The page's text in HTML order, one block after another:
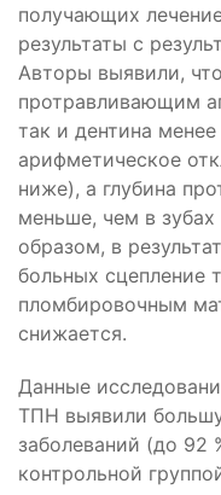
получающих
результаты с
Авторы выявили,
протравливающим
так и дентина
арифметическое
ниже), а глубина
меньше, чем в
образом, в
больных сцепление
пломбировочным
снижается.
Данные
ТПН выявили
заболеваний (до 92
контрольной